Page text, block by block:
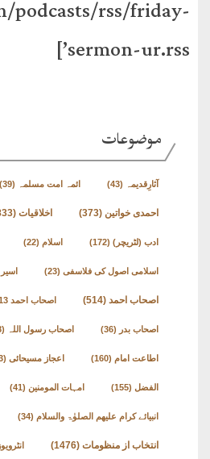
اخبار
ھوالشافی
اسماعیل
دیگر
podcasts/rss/
sermon-
موضوعات
(43) ائمہ امت مسلمہ(39)
احمدی خواتین(373) اخلاقیات (833)
ادب (لٹریچر)(172) اسلام
اسلامی اصول کی فلاسفی(23) اسیر راہ مولیٰ
اصحاب احمد(514) اصحاب احمد 313 (109)
اصحاب بدر(36) اصحاب رسول اللہ (128)
اطاعت امام(160) اعجاز مسیحائی (193)
امہات المومنین(41)
انبیائے کرام علیھم الصلوٰۃ والسلام(34)
انتخاب از منظومات(1476) انٹرویوز